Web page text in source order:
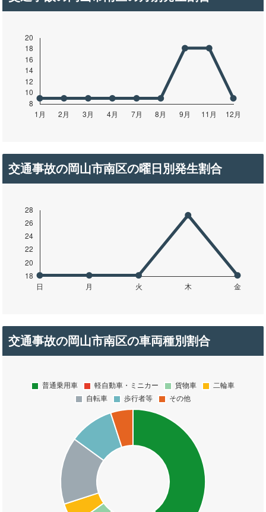
交通事故の岡山市南区の曜日別発生割合
交通事故の岡山市南区の車両種別割合